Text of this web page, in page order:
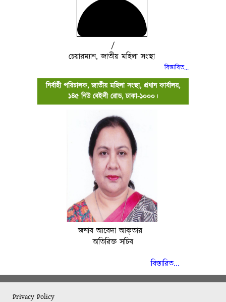
/
চেয়ারম্যান, জাতীয় মহিলা সংস্থা
বিস্তারিত...
নির্বাহী পরিচালক, জাতীয় মহিলা সংস্থা, প্রধান কার্যালয়,
১৪৫ নিউ বেইলী রোড, ঢাকা-১০০০।
জনাব আবেদা আক্‌তার
অতিরিক্ত সচিব
বিস্তারিত...
Privacy Policy